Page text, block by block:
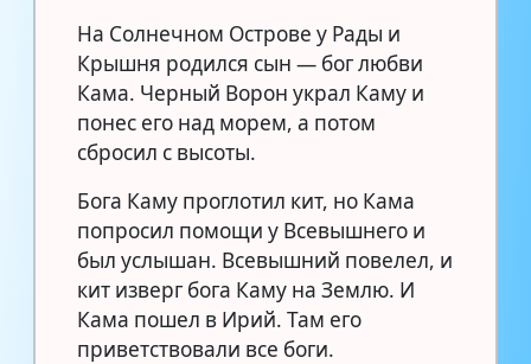
На Солнечном Острове у Рады и
Крышня родился сын — бог любви
Кама. Черный Ворон украл Каму и
понес его над морем, а потом
сбросил с высоты.
Бога Каму проглотил кит, но Кама
попросил помощи у Всевышнего и
был услышан. Всевышний повелел, и
кит изверг бога Каму на Землю. И
Кама пошел в Ирий. Там его
приветствовали все боги.